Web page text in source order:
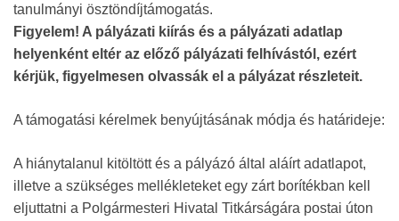
tanulmányi ösztöndíjtámogatás.
Figyelem! A pályázati kiírás és a pályázati adatlap
helyenként eltér az előző pályázati felhívástól, ezért
kérjük, figyelmesen olvassák el a pályázat részleteit.
A támogatási kérelmek benyújtásának módja és határideje:
A hiánytalanul kitöltött és a pályázó által aláírt adatlapot,
illetve a szükséges mellékleteket egy zárt borítékban kell
eljuttatni a Polgármesteri Hivatal Titkárságára postai úton